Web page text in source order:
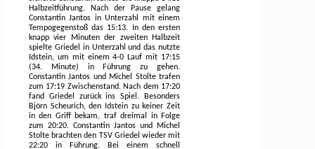
Halbzeitführung. Nach der Pause gelang
Constantin Jantos in Unterzahl mit einem
Tempogegenstoß das 15:13. In den ersten
knapp vier Minuten der zweiten Halbzeit
spielte Griedel in Unterzahl und das nutzte
Idstein, um mit einem 4-0 Lauf mit 17:15
(34. Minute) in Führung zu gehen.
Constantin Jantos und Michel Stolte trafen
zum 17:19 Zwischenstand. Nach dem 17:20
fand Griedel zurück ins Spiel. Besonders
Björn Scheurich, den Idstein zu keiner Zeit
in den Griff bekam, traf dreimal in Folge
zum 20:20. Constantin Jantos und Michel
Stolte brachten den TSV Griedel wieder mit
22:20 in Führung. Bei einem schnell